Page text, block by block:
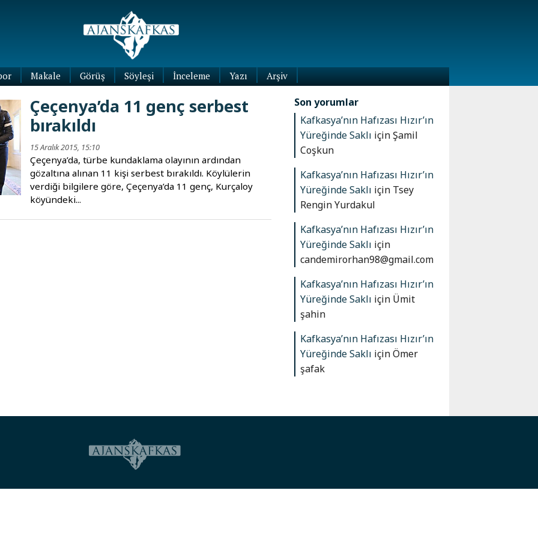
Makale Görüş Söyleşi İnceleme
Yazı
Yazıları
Arşiv
Çeçenya’da 11 genç serbest
bırakıldı
15 Aralık 2015, 15:10
Çeçenya’da, türbe kundaklama olayının ardından
gözaltına alınan 11 kişi serbest bırakıldı. Köylülerin
verdiği bilgilere göre, Çeçenya’da 11 genç, Kurçaloy
köyündeki...
Son yorumlar
Kafkasya’nın Hafızası Hızır’ın
Yüreğinde Saklı içinŞamil
Coşkun
Kafkasya’nın Hafızası Hızır’ın
Yüreğinde Saklı için Tsey
Rengin Yurdakul
Kafkasya’nın Hafızası Hızır’ın
Yüreğinde Saklı için
candemirorhan98@gmail.com
Kafkasya’nın Hafızası Hızır’ın
Yüreğinde Saklı için Ümit
şahin
Kafkasya’nın Hafızası Hızır’ın
Yüreğinde Saklı içinÖmer
şafak